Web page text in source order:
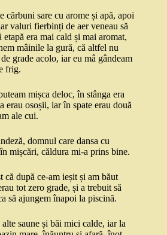
cărbuni sare cu arome și apă, apoi
valuri fierbinți de aer veneau să
era mai cald și mai aromat,
mâinile la gură, că altfel nu
grade acolo, iar eu mâ gândeam
frig.
mișca deloc, în stânga era
erau osoșii, iar în spate erau două
ale cui.
domnul care dansa cu
mișcări, căldura mi-a prins bine.
după ce-am ieșit și am băut
tot zero grade, și a trebuit să
să ajungem înapoi la piscină.
saune și băi mici calde, iar la